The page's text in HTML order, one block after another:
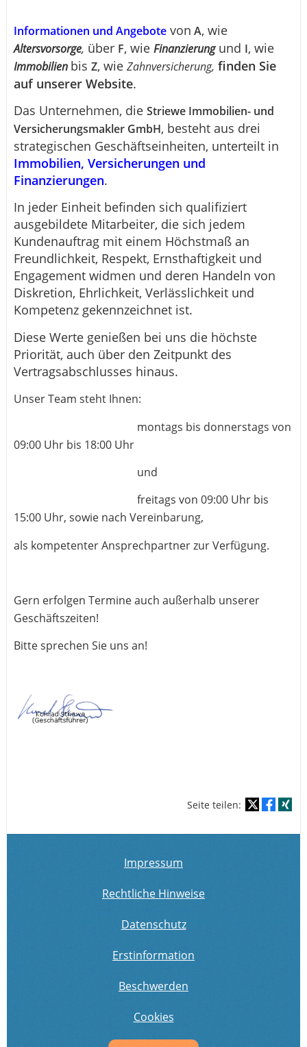
Informationen und Angebote von A, wie
Altersvorsorge, über F, wie Finanzierungund I, wie
Immobilien bis Z, wie Zahnversicherung, finden Sie
auf unserer Website.
Das Unternehmen, die Striewe Immobilien- und
Versicherungsmakler GmbH, besteht aus drei
strategischen Geschäftseinheiten, unterteilt in
Immobilien, Versicherungen und
Finanzierungen.
In jeder Einheit befinden sich qualifiziert
ausgebildete Mitarbeiter, die sich jedem
Kundenauftrag mit einem Höchstmaß an
Freundlichkeit, Respekt, Ernsthaftigkeit und
Engagement widmen und deren Handeln von
Diskretion, Ehrlichkeit, Verlässlichkeit und
Kompetenz gekennzeichnet ist.
Diese Werte genießen bei uns die höchste
Priorität, auch über den Zeitpunkt des
Vertragsabschlusses hinaus.
Unser Team steht Ihnen:
montags bis donnerstags von
09:00 Uhr bis 18:00 Uhr
und
freitags von 09:00 Uhr bis
15:00 Uhr, sowie nach Vereinbarung,
als kompetenter Ansprechpartner zur Verfügung.
Gern erfolgen Termine auch außerhalb unserer
Geschäftszeiten!
Bitte sprechen Sie uns an!
Seite teilen:
Impressum
Rechtliche Hinweise
Datenschutz
Erstinformation
Beschwerden
Cookies